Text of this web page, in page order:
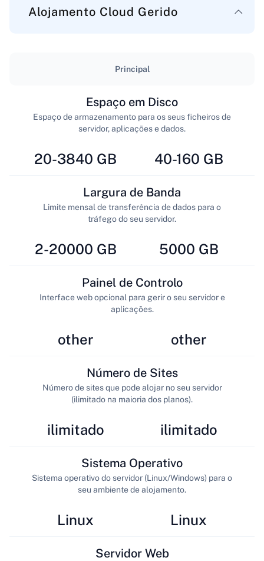
Alojamento Cloud Gerido
Principal
20-3840 GB
Espaço em Disco
Espaço de armazenamento para os seus ficheiros de
servidor, aplicações e dados.
40-160 GB
2-20000 GB
Largura de Banda
Limite mensal de transferência de dados para o
tráfego do seu servidor.
5000 GB
other
Painel de Controlo
Interface web opcional para gerir o seu servidor e
aplicações.
other
ilimitado
Número de Sites
Número de sites que pode alojar no seu servidor
(ilimitado na maioria dos planos).
ilimitado
Linux
Sistema Operativo
Sistema operativo do servidor (Linux/Windows) para o
seu ambiente de alojamento.
Linux
Servidor Web